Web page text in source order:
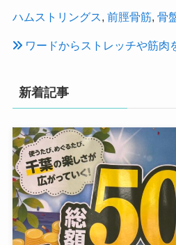
ハムストリングス, 前脛骨筋, 骨
ワードからストレッチや筋肉
新着記事